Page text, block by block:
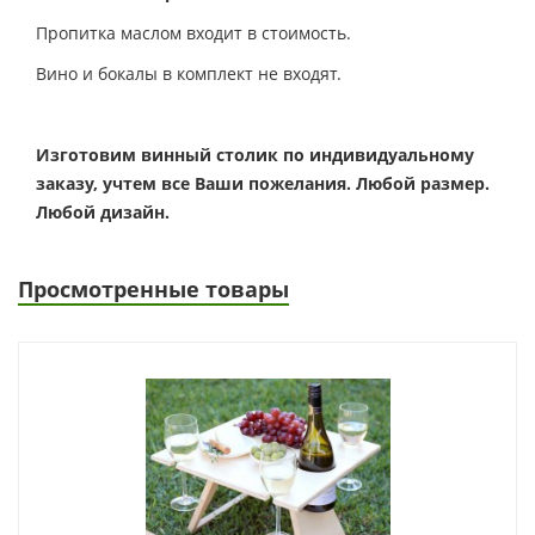
Пропитка маслом входит в стоимость.
Вино и бокалы в комплект не входят.
Изготовим винный столик по индивидуальному
заказу, учтем все Ваши пожелания. Любой размер.
Любой дизайн.
Просмотренные товары